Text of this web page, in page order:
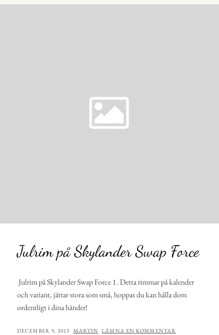
Julrim på Skylander Swap Force
Julrim på Skylander Swap Force 1. Detta rimmar på kalender
och variant, jättar stora som små, hoppas du kan hålla dom
ordentligt i dina händer!
PUBLICERAT
DECEMBER 9, 2013 AV
MARTIN LÄMNA EN KOMMENTAR